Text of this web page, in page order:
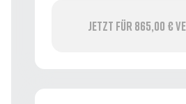
Jetzt für 865,00 €